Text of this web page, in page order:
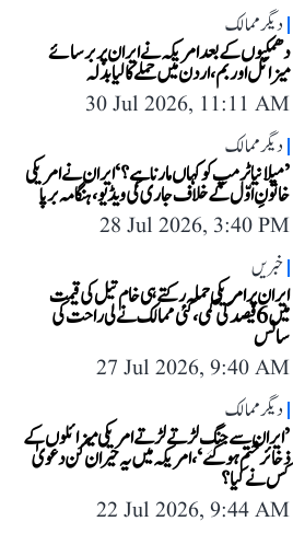
دیگر ممالک
دھمکیوں کے بعد امریکہ نے ایران پر برسائے
میزائل اور بم، اردن میں حملے کا لیا بدلہ
30 Jul 2026, 11:11 AM
دیگر ممالک
’میلانیا ٹرمپ کو کہاں مارنا ہے؟‘ ایران نے امریکی
خاتونِ اوّل کے خلاف جاری کی ویڈیو، ہنگامہ برپا
28 Jul 2026, 3:40 PM
خبریں
ایران پر امریکی حملہ رکتے ہی خام تیل کی قیمت
میں 6 فیصد کی کمی، کئی ممالک نے لی راحت کی
سانس
27 Jul 2026, 9:40 AM
دیگر ممالک
’ایران سے جنگ لڑتے لڑتے امریکی میزائلوں کے
ذخائر ختم ہوگئے‘، امریکہ میں یہ حیران کن دعویٰ
کس نے کیا؟
22 Jul 2026, 9:44 AM